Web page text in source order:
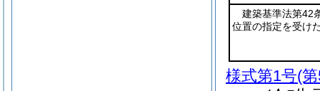
建築基準法第42
位置の指定を受け
様式第1号(